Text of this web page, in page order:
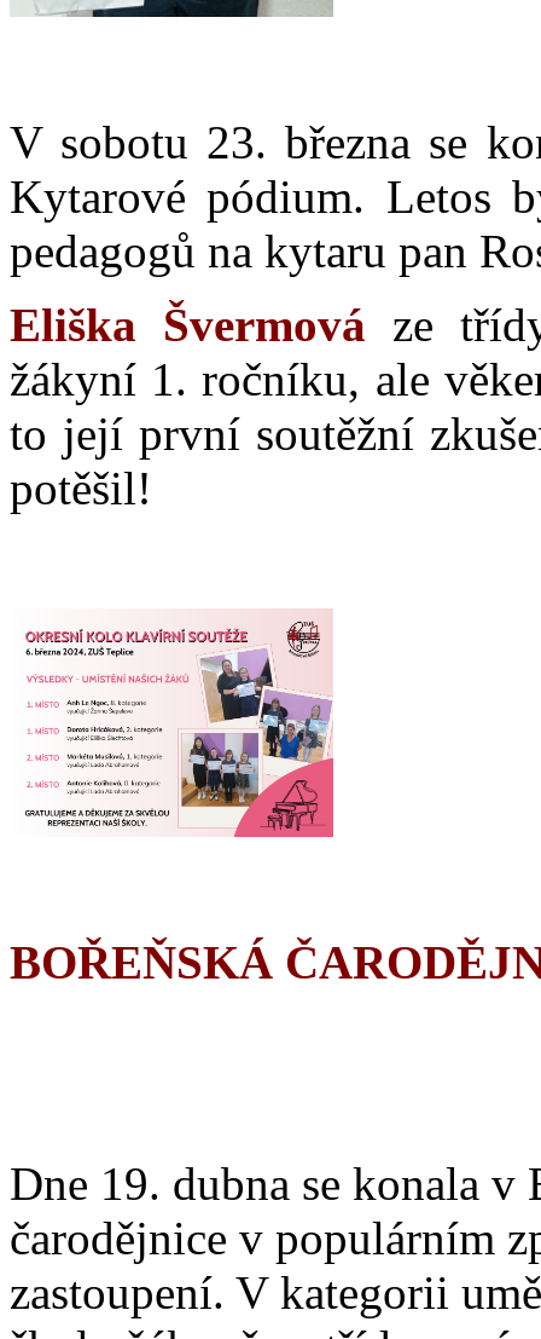
V sobotu 23. března se
Kytarové pódium. Letos
pedagogů na kytaru pan
Eliška Švermová ze
žákyní 1. ročníku, ale
to její první soutěžní
potěšil!
BOŘEŇSKÁ
Dne 19. dubna se konala v
čarodějnice v populárním
zastoupení. V kategorii